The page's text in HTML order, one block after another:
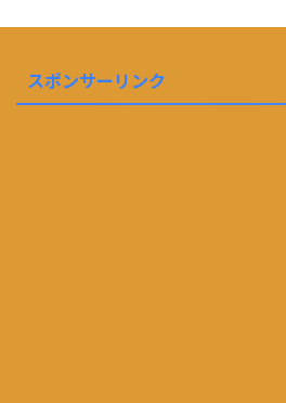
スポンサーリンク